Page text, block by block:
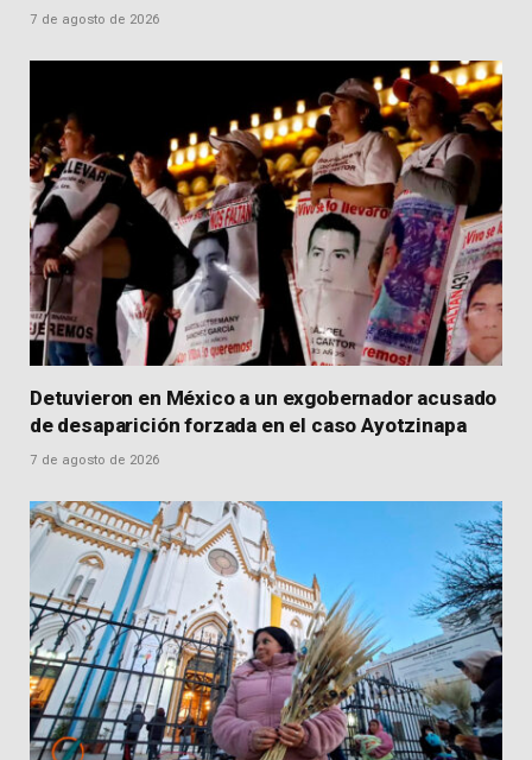
7 de agosto de 2026
Detuvieron en México a un exgobernador acusado
de desaparición forzada en el caso Ayotzinapa
7 de agosto de 2026